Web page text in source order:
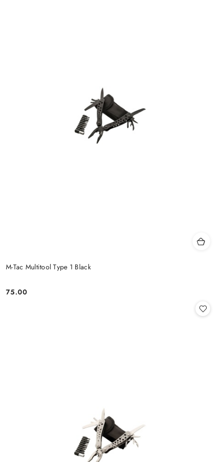
M-Tac Multitool Type 1 Black
Cena:
75.00